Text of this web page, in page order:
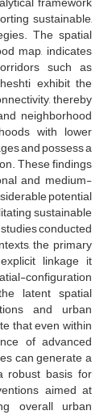
sustainable,
The spatial
map, indicates
such as
exhibit the
thereby
neighborhood
with lower
and possess a
These findings
and medium-
potential
sustainable
conducted
the primary
linkage it
configuration
latent spatial
and urban
that even within
of advanced
can generate a
robust basis for
aimed at
overall urban